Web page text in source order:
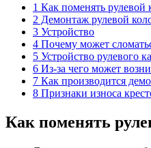
1 Как поменять рулевой
2 Демонтаж рулевой
3 Устройство
4 Почему может
5 Устройство рулевого
6 Из-за чего может
7 Как производится
8 Признаки износа
Как поменять